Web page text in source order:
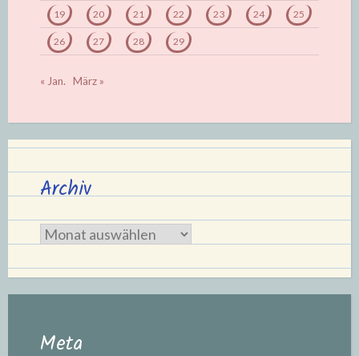
19 20 21 22 23 24 25
26 27 28 29
« Jan. März »
Archiv
Archiv
Meta